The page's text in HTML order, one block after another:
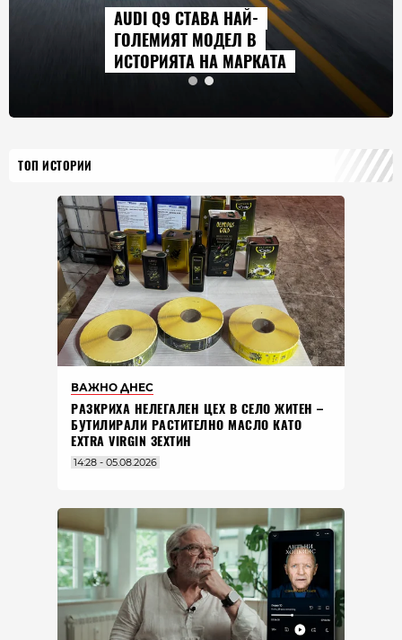
AUDI Q9 СТАВА НАЙ-
ГОЛЕМИЯТ МОДЕЛ В
ИСТОРИЯТА НА МАРКАТА
ТОП ИСТОРИИ
ВАЖНО ДНЕС
РАЗКРИХА НЕЛЕГАЛЕН ЦЕХ В СЕЛО ЖИТЕН –
БУТИЛИРАЛИ РАСТИТЕЛНО МАСЛО КАТО
EXTRA VIRGIN ЗЕХТИН
14:28 - 05.08.2026